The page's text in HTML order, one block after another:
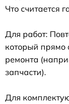
Что считается
Для работ:
который прямо
ремонта
запчасти).
Для